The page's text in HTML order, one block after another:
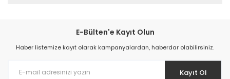
E-Bülten'e Kayıt Olun
Haber listemize kayıt olarak kampanyalardan, haberdar olabilirsiniz.
Kayıt Ol